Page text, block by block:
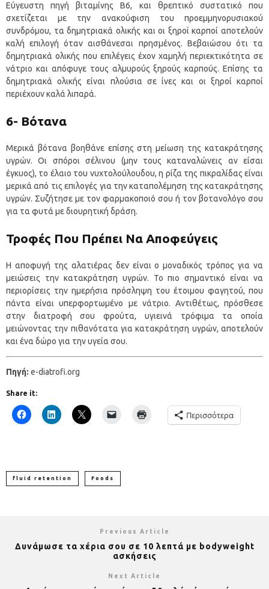
Εύγευστη πηγή βιταμίνης Β6, και θρεπτικό συστατικό που
σχετίζεται με την ανακούφιση του προεμμηνορυσιακού
συνδρόμου, τα δημητριακά ολικής και οι ξηροί καρποί αποτελούν
καλή επιλογή όταν αισθάνεσαι πρησμένος. Βεβαιώσου ότι τα
δημητριακά ολικής που επιλέγεις έχον χαμηλή περιεκτικότητα σε
νάτριο και απόφυγε τους αλμυρούς ξηρούς καρπούς. Επίσης τα
δημητριακά ολικής είναι πλούσια σε ίνες και οι ξηροί καρποί
περιέχουν καλά λιπαρά.
6- Βότανα
Μερικά βότανα βοηθάνε επίσης στη μείωση της κατακράτησης
υγρών. Οι σπόροι σέλινου (μην τους καταναλώνεις αν είσαι
έγκυος), το έλαιο του νυχτολούλουδου, η ρίζα της πικραλίδας είναι
μερικά από τις επιλογές για την καταπολέμηση της κατακράτησης
υγρών. Συζήτησε με τον φαρμακοποιό σου ή τον βοτανολόγο σου
για τα φυτά με διουρητική δράση.
Τροφές Που Πρέπει Να Αποφεύγεις
Η αποφυγή της αλατιέρας δεν είναι ο μοναδικός τρόπος για να
μειώσεις την κατακράτηση υγρών. Το πιο σημαντικό είναι να
περιορίσεις την ημερήσια πρόσληψη του έτοιμου φαγητού, που
πάντα είναι υπερφορτωμένο με νάτριο. Αντιθέτως, πρόσθεσε
στην διατροφή σου φρούτα, υγιεινά τρόφιμα τα οποία
μειώνοντας την πιθανότατα για κατακράτηση υγρών, αποτελούν
και ένα δώρο για την υγεία σου.
Πηγή: e-diatrofi.org
Share it:
Περισσότερα
fluid retention Foods
Previous Article
Δυνάμωσε τα χέρια σου σε 10 λεπτά με bodyweight
ασκήσεις
Next Article